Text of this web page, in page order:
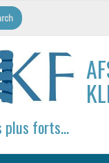
plus forts…